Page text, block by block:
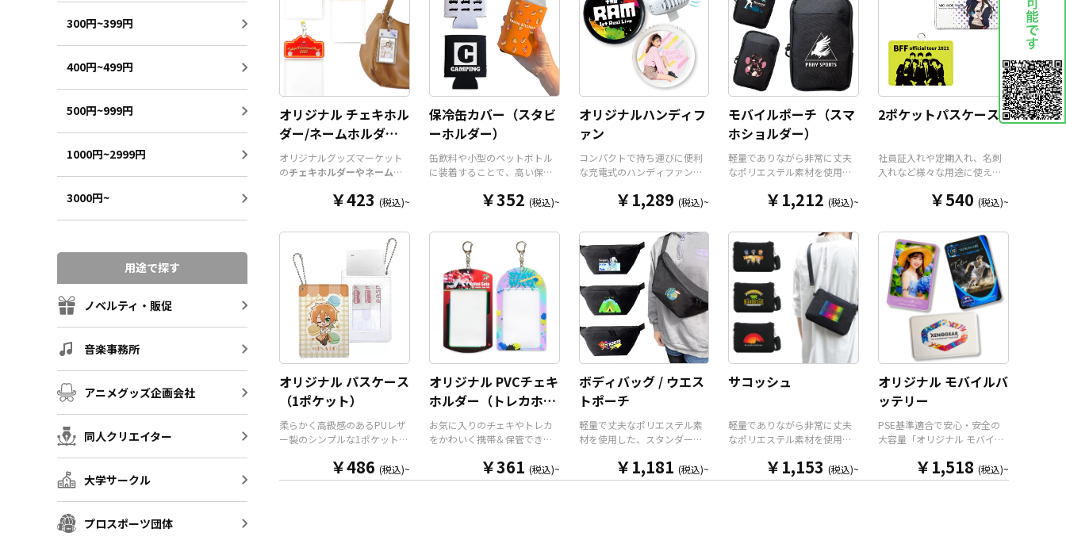
300円~399円
400円~499円
500円~999円
1000円~2999円
3000円~
用途で探す
ノベルティ・販促
音楽事務所
アニメグッズ企画会社
同人クリエイター
大学サークル
プロスポーツ団体
オリジナル チェキホル
ダー/ネームホルダー/
チケットホルダー
オリジナルグッズマーケット
のチェキホルダーやネームホ
アクリル部分とホルダーパー
そうでなかったオリジナルグ
です。透明度が高く美し
いアクリルのヘッダーパーツ
と、オリジナル
のチケットホ
ルダーやチェキホルダー、ネ
ームホルダーでオリジナルの
ホルダーはデザイン次第でど
んなシーンでもマッチしま
す。ヘッダー部分はダイカッ
トでデザインにあわせた自由
ます。また長さ調整と安全機
能が付いたネックストラップ
ョンでチャームを追加した
り、ストラップをキーホルダ
す。 アニメ、エンタメ、スポ
￥423 (税込)~
保冷缶カバー（スタビ
ーホルダー）
缶飲料や小型のペットボトル
に装着することで、高い保温
バー（スタビーホルダー）を
時は折り畳んで持ち運べるの
で、携帯性に優れています。
オールシーズンはもちろん、
さまざまなシーンで活躍する
アイテムです。本体のカラー
は全9色ご用意しておりますの
で、お客様のイメージやデザ
インに合わせてお選びいただ
けます。 国内の自社工場にて
印刷いたしますので、短納
です。グッズ制作の専門スタ
ッフがしっかりサポートいた
ましたらお気軽にご相談くだ
さい。
￥352 (税込)~
オリジナルハンディフ
ァン
コンパクトで持ち運びに便利
な充電式のハンディファン
ンにて製作いたします。携帯
に便利なコンパクトサイズの
扇風機で、重さは約110gと軽
量。風量は3段階に切り替えが
可能です。ネックストラップ
が付属しますので、「首掛け
扇風機」「卓上扇風機」「手
持ち扇風機」の3WAYで使用す
ることができます。 販売に必
要な資材も取り揃えておりま
すので、お客様にはデザイン
をご入稿いただくだけで商品
ができます。国内生産で小ロ
ットからの制作も承っており
わせください！
￥1,289(税込)~
モバイルポーチ（スマ
ホショルダー）
軽量でありながら非常に丈夫
なポリエステル素材を使用し
チ（スマホショルダー）で
す。オープンポケット1つにフ
ァスナーポケット2つのトリプ
ルポケットですので整理整頓
もしやすく、使いたいアイテ
ムをさっと取り出すことがで
きます。ショルダーポーチと
してだけでなく、カラビナ用
のループ（※カラビナ本体は
オプションとなります）とベ
ルトループを装備しています
ので、様々な用途に活躍いた
も使えるバランスの良いサイ
野外フェスやスポーツイベン
トなどの販促品はもちろん、
サートやライブイベントの物
￥1,212(税込)~
2ポケットパスケース
社員証入れや定期入れ、名刺
入れなど様々な用途に使え
ケースをお客様がお持ちのオ
いたします。クリアポケット
と通常ポケットで2枚のカード
を収納することができ、ネッ
クストラップも標準装備。ア
ニメグッズやアーティストグ
ッズとしてはもちろん、企業
ロゴを入れたオリジナル社員
証ケースや、コンサート等の
スタッフパスケースとしても
最適です。販売に必要な資材
お客様にはデザインをご入稿
いただくだけでオリジナル商
とができます。 短納期・小ロ
ットでの対応も可能ですので
軽にご相談ください。
￥540 (税込)~
オリジナル パスケース
（1ポケット）
柔らかく高級感のあるPUレザ
ー製のシンプルな1ポケット仕
す。ケイオーが誇る高品質な
フルカラー印刷で、表面全面
￥486 (税込)~
オリジナル PVCチェキ
ホルダー（トレカホル
ダー）
お気に入りのチェキやトレカ
をかわいく携帯＆保管できる
ダー（トレカホルダー）」を
お客様のオリジナルデザイン
￥361 (税込)~
ボディバッグ / ウエス
トポーチ
軽量で丈夫なポリエステル素
材を使用した、スタンダード
ッグ（ウエストポーチ）で
す。メインポケットはダブル
￥1,181(税込)~
サコッシュ
軽量でありながら非常に丈夫
なポリエステル素材を使用し
す。メンズもレディースも使
えるバランスの良いサイズ感
￥1,153(税込)~
オリジナル モバイルバ
ッテリー
PSE基準適合で安心・安全の
大容量「オリジナル モバイル
ジナルデザインで制作いたし
ます。 モバイルバッテリー本
￥1,518 (税込)~